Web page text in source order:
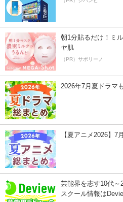
朝1分貼るだけ！ミ
ヤ肌
（PR）サボリーノ
2026年7月夏ドラマ
【夏アニメ2026】7
芸能界を志す10代～
スクール情報は